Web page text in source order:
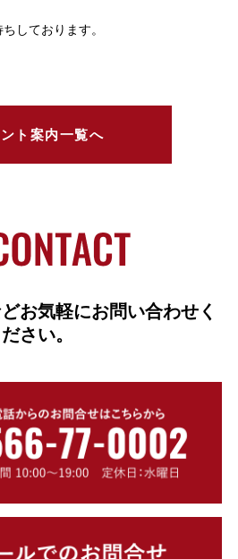
しております。
ト案内一覧へ
お気軽にお問い合わせく
ださい。